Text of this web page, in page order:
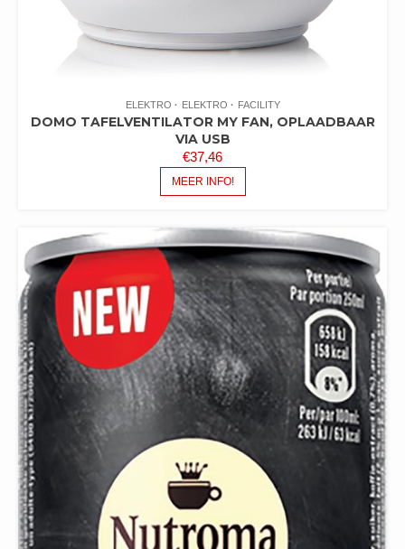
ELEKTRO ELEKTRO FACILITY
DOMO TAFELVENTILATOR MY FAN, OPLAADBAAR
VIA USB
€37,46
MEER INFO!